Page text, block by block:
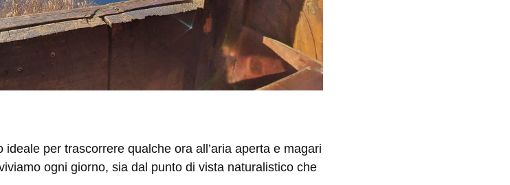
ideale per trascorrere qualche ora all’aria aperta e magari
ogni giorno, sia dal punto di vista naturalistico che